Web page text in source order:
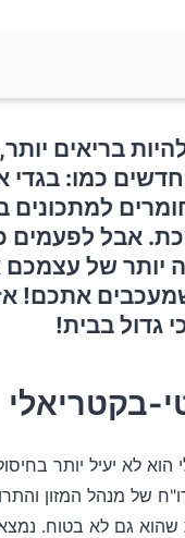
בריאים
כמו: בגדי
למתכונים
אבל לפעמים
יותר של עצמכם
אתכם!
גדול בבית!
הוא לא יעיל יותר
של מנהל המזון
שהוא גם לא בטוח.